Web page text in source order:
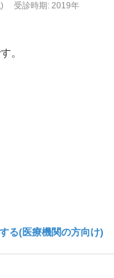
受診時期: 2019年
。
る(医療機関の方向け)